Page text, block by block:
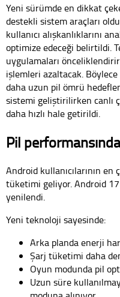
Yeni sürümde en dikkat
destekli sistem araçları
kullanıcı alışkanlıklarını
optimize edeceği belirtildi.
uygulamaları
işlemleri azaltacak.
daha uzun pil ömrü
sistemi geliştirilirken canlı
daha hızlı hale getirildi.
Pil
Android kullanıcılarının en
tüketimi geliyor. Android
yenilendi.
Yeni teknoloji sayesinde:
Arka planda enerji
Şarj tüketimi daha
Oyun modunda pil
Uzun süre